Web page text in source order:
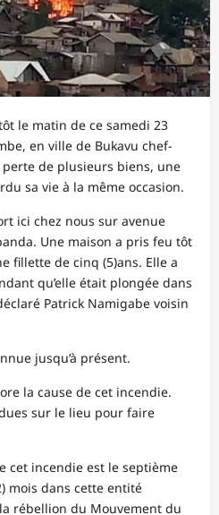
le matin de ce samedi 23
en ville de Bukavu chef-
de plusieurs biens, une
sa vie à la même occasion.
ici chez nous sur avenue
Une maison a pris feu tôt
fillette de cinq (5)ans. Elle a
qu’elle était plongée dans
Patrick Namigabe voisin
jusqu’à présent.
la cause de cet incendie.
sur le lieu pour faire
cet incendie est le septième
mois dans cette entité
rébellion du Mouvement du